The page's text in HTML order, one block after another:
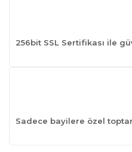
256bit SSL Sertifikası ile
Sadece bayilere özel